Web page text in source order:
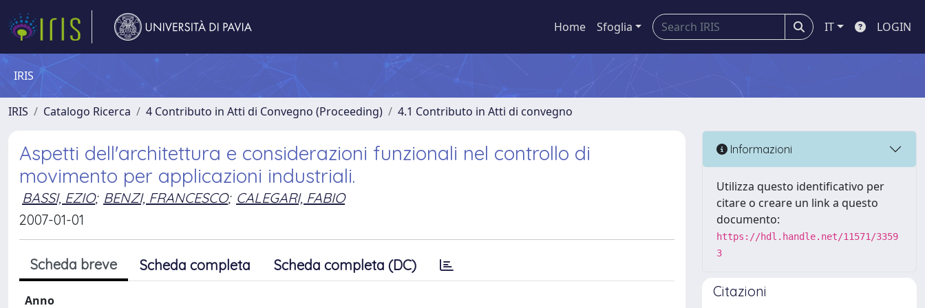
Home Sfoglia IT LOGIN
IRIS
IRIS Catalogo Ricerca 4 Contributo in Atti di Convegno (Proceeding) 4.1 Contributo in Atti di convegno
Aspetti dell'architettura e considerazioni funzionali nel controllo di
movimento per applicazioni industriali.
BASSI, EZIO; BENZI, FRANCESCO; CALEGARI, FABIO
2007-01-01
Scheda breve Scheda completa Scheda completa (DC)
Anno
Informazioni
Utilizza questo identificativo per
citare o creare un link a questo
documento:
https://hdl.handle.net/11571/3359
3
Citazioni